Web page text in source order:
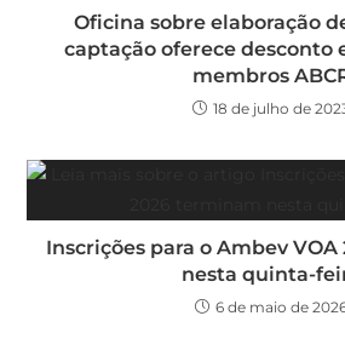
Oficina sobre elaboração
captação oferece desconto
membros
18 de julho de
Inscrições para o Ambev
nesta quinta-
6 de maio de